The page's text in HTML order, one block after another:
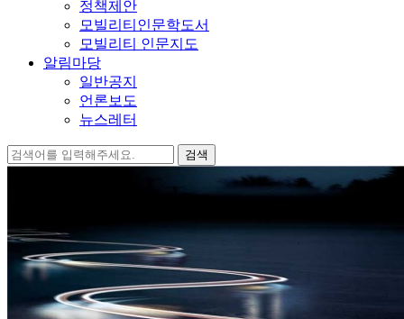
정책제안
모빌리티인문학도서
모빌리티 인문지도
알림마당
일반공지
언론보도
뉴스레터
검
색: